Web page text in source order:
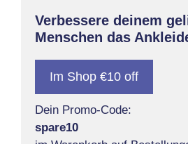
Verbessere deinem
Menschen das
Im Shop €10 off
Dein Promo-Code:
spare10